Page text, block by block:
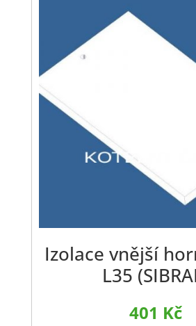
Izolace vnější
L35
401 Kč